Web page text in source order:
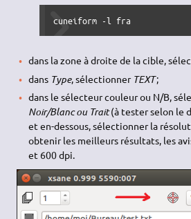
cuneiform -l fra
dans la zone à droite de la cible,
dans Type, sélectionner TEXT;
dans le sélecteur couleur ou N/B,
Noir/Blanc ou Trait(à tester selon le
et en-dessous, sélectionner la
obtenir les meilleurs résultats, les
et 600 dpi.